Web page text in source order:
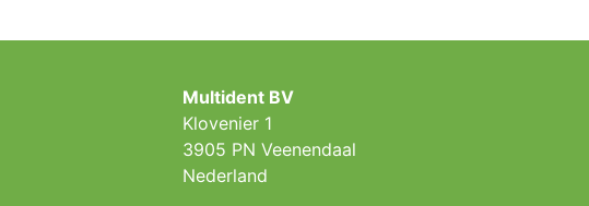
Multident BV
Klovenier 1
3905 PN Veenendaal
Nederland ​